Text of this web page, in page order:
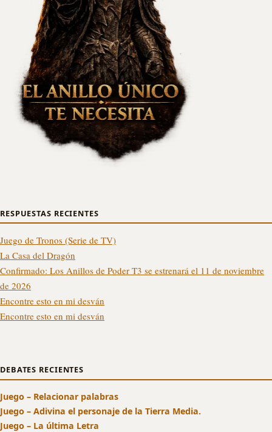
RESPUESTAS RECIENTES
Juego de Tronos (Serie de TV)
La Casa del Dragón
Confirmado: Los Anillos de Poder T3 se estrenará el 11 de noviembre
de 2026
Encontre esto en mi desván
Encontre esto en mi desván
DEBATES RECIENTES
Juego – Relacionar palabras
Juego – Adivina el personaje de la Tierra Media.
Juego – La última Letra